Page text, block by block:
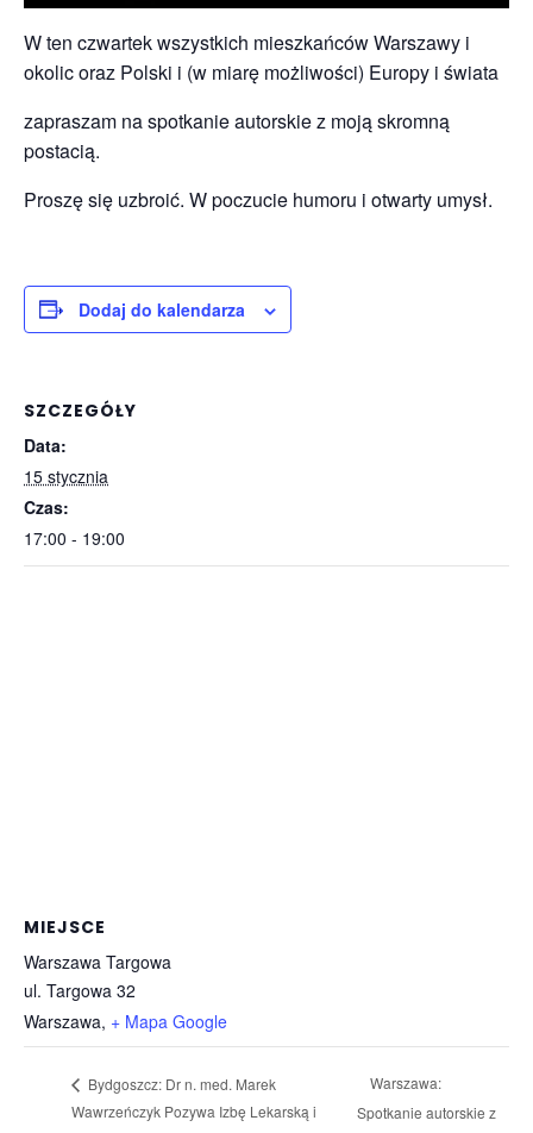
W ten czwartek wszystkich mieszkańców Warszawy i
okolic oraz Polski i (w miarę możliwości) Europy i świata
zapraszam na spotkanie autorskie z moją skromną
postacią.
Proszę się uzbroić. W poczucie humoru i otwarty umysł.
Dodaj do kalendarza
SZCZEGÓŁY
Data:
15 stycznia
Czas:
17:00 - 19:00
MIEJSCE
Warszawa Targowa
ul. Targowa 32
Warszawa, + Mapa Google
Bydgoszcz: Dr n. med. Marek
Wawrzeńczyk Pozywa Izbę Lekarską i
Warszawa:
Spotkanie autorskie z